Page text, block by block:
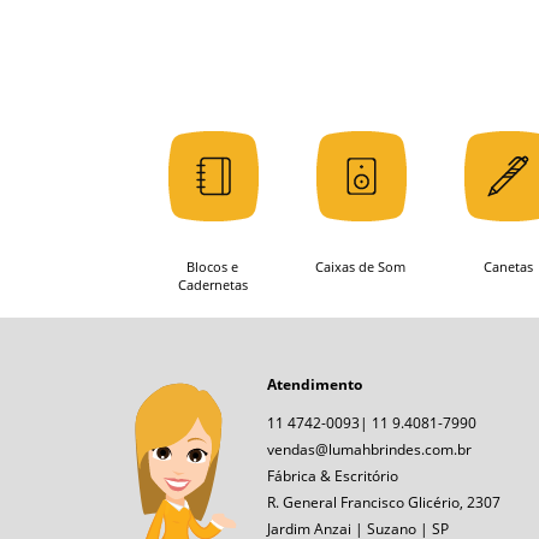
Blocos e
Cadernetas
Caixas de Som Canetas
Atendimento
11 4742-0093| 11 9.4081-7990
vendas@lumahbrindes.com.br
Fábrica & Escritório
R. General Francisco Glicério, 2307
Jardim Anzai | Suzano | SP